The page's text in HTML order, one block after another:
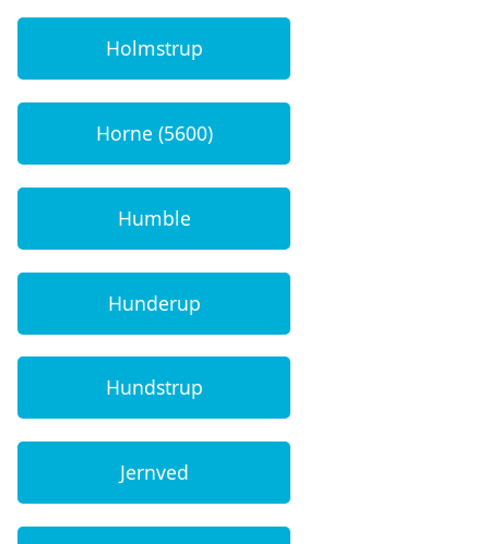
Holmstrup
Horne (5600)
Humble
Hunderup
Hundstrup
Jernved